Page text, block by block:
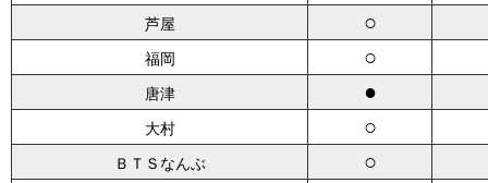
芦屋 ○
福岡 ○
唐津 ●
大村 ○
ＢＴＳなんぶ ○